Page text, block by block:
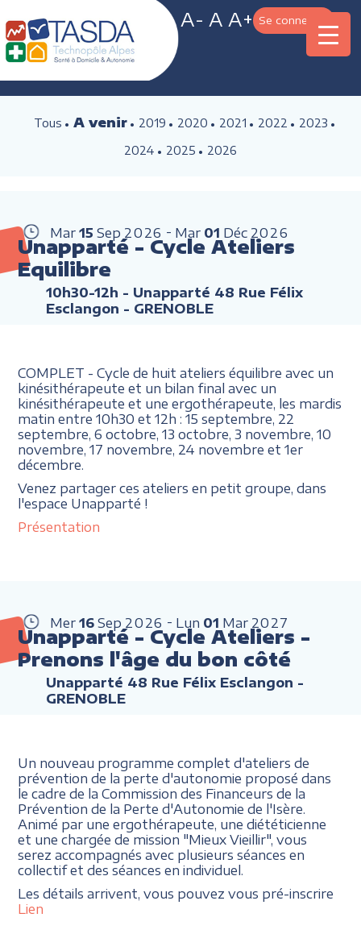
A- A A+ Se connecter
Tous A venir 2019 2020 2021 2022
2023
2024
2025 2026
Mar 15 Sep 2026 Mar 01 Déc 2026
Unapparté - Cycle Ateliers
Equilibre
10h30-12h - Unapparté 48 Rue Félix
Esclangon - GRENOBLE
COMPLET - Cycle de huit ateliers équilibre avec un
kinésithérapeute et un bilan final avec un
kinésithérapeute et une ergothérapeute, les mardis
matin entre 10h30 et 12h : 15 septembre, 22
septembre, 6 octobre, 13 octobre, 3 novembre, 10
novembre, 17 novembre, 24 novembre et 1er
décembre.
Venez partager ces ateliers en petit groupe, dans
l'espace Unapparté !
Présentation
Mer 16 Sep 2026 Lun 01 Mar 2027
Unapparté - Cycle Ateliers -
Prenons l'âge du bon côté
Unapparté 48 Rue Félix Esclangon -
GRENOBLE
Un nouveau programme complet d'ateliers de
prévention de la perte d'autonomie proposé dans
le cadre de la Commission des Financeurs de la
Prévention de la Perte d'Autonomie de l'Isère.
Animé par une ergothérapeute, une diététicienne
et une chargée de mission "Mieux Vieillir", vous
serez accompagnés avec plusieurs séances en
collectif et des séances en individuel.
Les détails arrivent, vous pouvez vous pré-inscrire
Lien